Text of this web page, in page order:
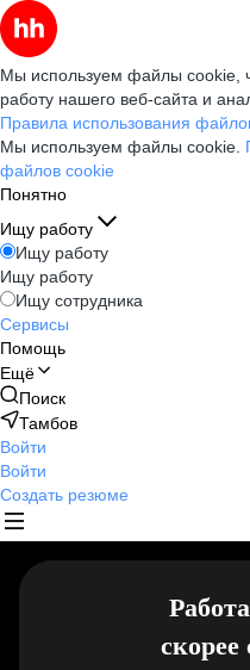
Мы используем файлы cookie,
работу нашего веб-сайта и
Правила использования
Мы используем файлы cookie.
файлов cookie
Понятно
Ищу работу
Ищу работу
Ищу работу
Ищу сотрудника
Сервисы
Помощь
Ещё
Поиск
Тамбов
Войти
Войти
Создать резюме
скорее